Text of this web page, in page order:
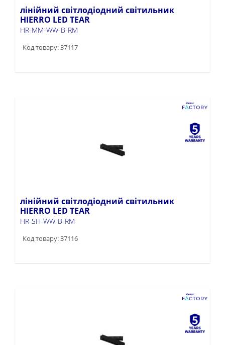
лінійний світлодіодний світильник
HIERRO LED TEAR
HR-MM-WW-B-RM
Код товару: 37117
лінійний світлодіодний світильник
HIERRO LED TEAR
HR-SH-WW-B-RM
Код товару: 37116